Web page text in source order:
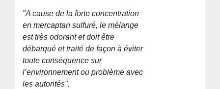
"A cause de la forte concentration
en mercaptan sulfuré, le mélange
est très odorant et doit être
débarqué et traité de façon à éviter
toute conséquence sur
l’environnement ou problème avec
les autorités".